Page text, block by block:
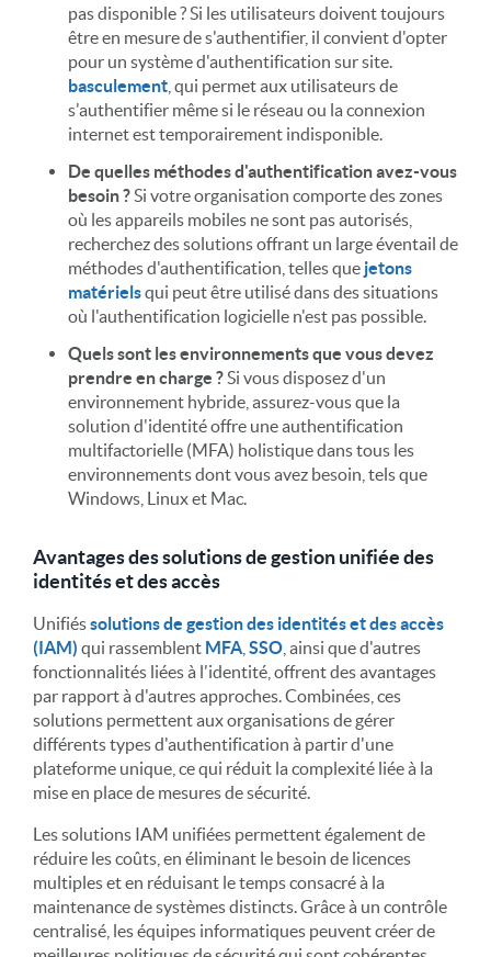
pas disponible ? Si les utilisateurs doivent toujours
être en mesure de s'authentifier, il convient d'opter
pour un système d'authentification sur site.
basculement , qui permet aux utilisateurs de
s'authentifier même si le réseau ou la connexion
internet est temporairement indisponible.
De quelles méthodes d'authentification avez-vous
besoin ? Si votre organisation comporte des zones
où les appareils mobiles ne sont pas autorisés,
recherchez des solutions offrant un large éventail de
méthodes d'authentification, telles que jetons
matérielsqui peut être utilisé dans des situations
où l'authentification logicielle n'est pas possible.
Quels sont les environnements que vous devez
prendre en charge ? Si vous disposez d'un
environnement hybride, assurez-vous que la
solution d'identité offre une authentification
multifactorielle (MFA) holistique dans tous les
environnements dont vous avez besoin, tels que
Windows, Linux et Mac.
Avantages des solutions de gestion unifiée des
identités et des accès
Unifiéssolutions de gestion des identités et des accès
(IAM) qui rassemblent MFA SSO , ainsi que d'autres
fonctionnalités liées à l'identité, offrent des avantages
par rapport à d'autres approches. Combinées, ces
solutions permettent aux organisations de gérer
différents types d'authentification à partir d'une
plateforme unique, ce qui réduit la complexité liée à la
mise en place de mesures de sécurité.
Les solutions IAM unifiées permettent également de
réduire les coûts, en éliminant le besoin de licences
multiples et en réduisant le temps consacré à la
maintenance de systèmes distincts. Grâce à un contrôle
centralisé, les équipes informatiques peuvent créer de